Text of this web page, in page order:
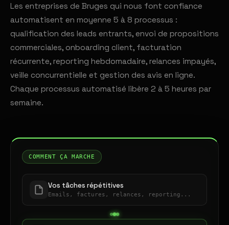
Les entreprises de Bruges qui nous font confiance
automatisent en moyenne 5 à 8 processus :
qualification des leads entrants, envoi de propositions
commerciales, onboarding client, facturation
récurrente, reporting hebdomadaire, relances impayés,
veille concurrentielle et gestion des avis en ligne.
Chaque processus automatisé libère 2 à 5 heures par
semaine.
COMMENT ÇA MARCHE
Vos tâches répétitives
Emails, factures, relances, reporting...